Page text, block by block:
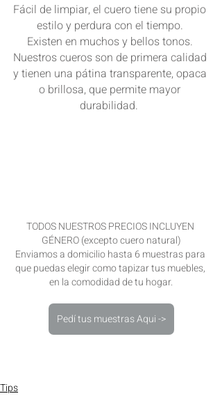
Fácil de limpiar, el cuero tiene su propio
estilo y perdura con el tiempo.
Existen en muchos y bellos tonos.
Nuestros cueros son de primera calidad
y tienen una pátina transparente, opaca
o brillosa, que permite mayor
durabilidad.
TODOS NUESTROS PRECIOS INCLUYEN
GÉNERO (excepto cuero natural)
Enviamos a domicilio hasta 6 muestras para
que puedas elegir como tapizar tus muebles,
en la comodidad de tu hogar.
Pedí tus muestras Aqui ->
Tips